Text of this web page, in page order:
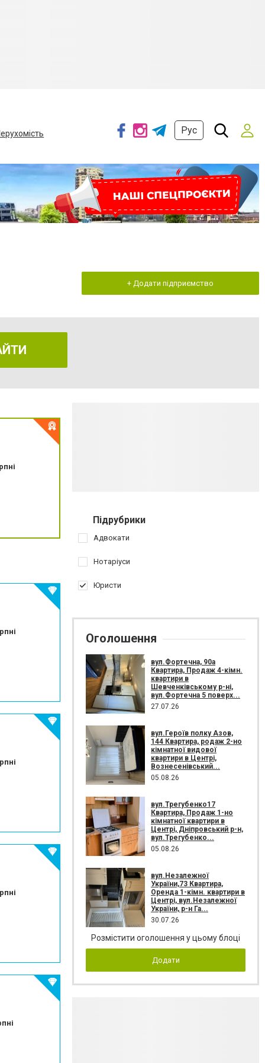
Рус
+ Додати підприємство
Підрубрики
Адвокати
Нотаріуси
Юристи
Оголошення
вул.Фортечна, 90а
Квартира, Продаж 4-кімн.
квартири в
Шевченківському р-ні,
вул.Фортечна 5 поверх...
27.07.26
вул.Героїв полку Азов,
144 Квартира, родаж 2-но
кімнатної видової
квартири в Центрі,
Вознесенівський...
05.08.26
вул.Трегубенко17
Квартира, Продаж 1-но
кімнатної квартири в
Центрі, Дніпровський р-н,
вул.Трегубенко...
05.08.26
вул.Незалежної
України,73 Квартира,
Оренда 1-кімн. квартири в
Центрі, вул.Незалежної
України, р-н Га...
30.07.26
Розмістити оголошення у цьому блоці
Додати